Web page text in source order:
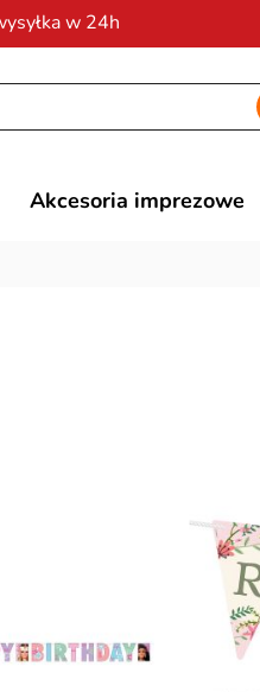
w 24h
od 200 zł
Akcesoria imprezowe